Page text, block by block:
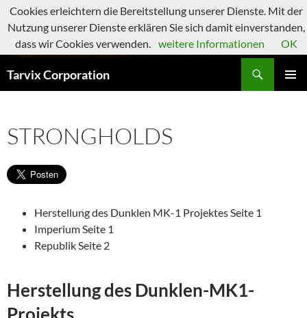
Zum
Inhalt
springen
Tarvix Corporation
STRONGHOLDS
Herstellung des Dunklen MK-1 Projektes Seite 1
Imperium Seite 1
Republik Seite 2
Herstellung des Dunklen-MK1-
Cookies erleichtern die Bereitstellung unserer Dienste. Mit der
Nutzung unserer Dienste erklären Sie sich damit einverstanden,
dass wir Cookies verwenden. weitere Informationen OK